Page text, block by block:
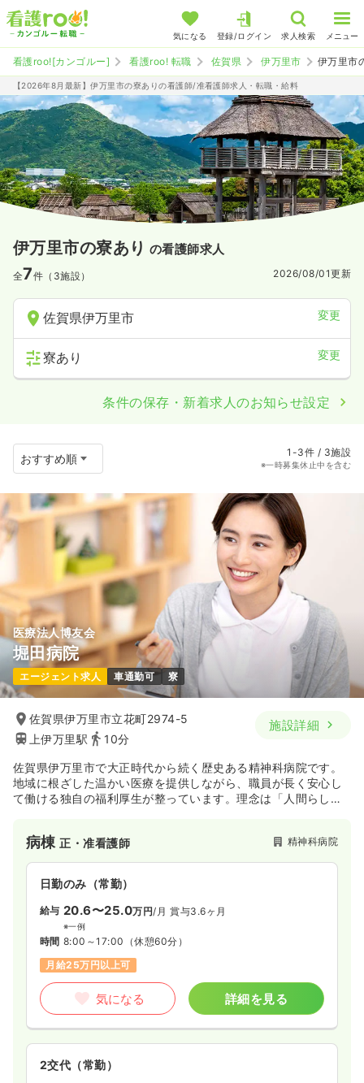
気になる 登録/ログイン 求人検索 メニュー
看護roo![カンゴルー] 看護roo! 転職 佐賀県 伊万里市 伊万里市
【2026年8月最新】伊万里市の寮ありの看護師/准看護師求人・転職・給料
伊万里市の寮あり の看護師求人
全7件（3施設） 2026/08/01更新
佐賀県伊万里市 変更
寮あり 変更
条件の保存・新着求人のお知らせ設定
1-3件 / 3施設
※一時募集休止中を含む
医療法人博友会
堀田病院
エージェント求人 車通勤可 寮
佐賀県伊万里市立花町2974-5
上伊万里駅
10分
施設詳細
佐賀県伊万里市で大正時代から続く歴史ある精神科病院です。
地域に根ざした温かい医療を提供しながら、職員が長く安心し
て働ける独自の福利厚生が整っています。理念は「人間らしさ
す。
病棟正・准看護師 精神科病院
日勤のみ（常勤）
給与 20.6〜25.0万円/月 賞与3.6ヶ月
※一例
時間 8:00～17:00 （休憩60分）
月給25万円以上可
気になる 詳細を見る
2交代（常勤）